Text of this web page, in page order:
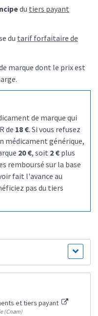
du tiers payant
du tarif forfaitaire de
marque dont le prix est
de marque qui
de 18 €. Si vous refusez
médicament générique,
20 €, soit 2 € plus
remboursé sur la base
fait l'avance au
pas du tiers
et tiers payant
(Cnam)